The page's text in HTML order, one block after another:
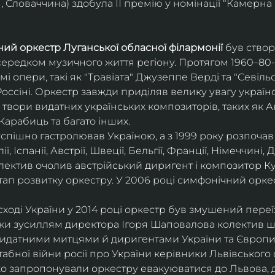
здобула ІІ премію у номінації
оркестр Луганської обласної філармонії був
музичного життя регіону. Протягом
опери, такі як "Травіата" Джузеппе Верді та
Оркестр завжди приділяв велику увагу
видатних українських композиторів, таких як
та багато інших.
гастролював Україною, а з 1999 року
Іспанії, Австрії, Швеції, Бельгії, Франції, Німеччині,
очолив австрійський диригент і композитор
розвитку оркестру. У 2006 році симфонічний
України у 2014 році оркестр був змушений
зусиллям директора Ігоря Шаповалова колектив
митцями й диригентами України та
війни росії про України керівники Львівського
запропонували оркестру евакуюватися до Львова,